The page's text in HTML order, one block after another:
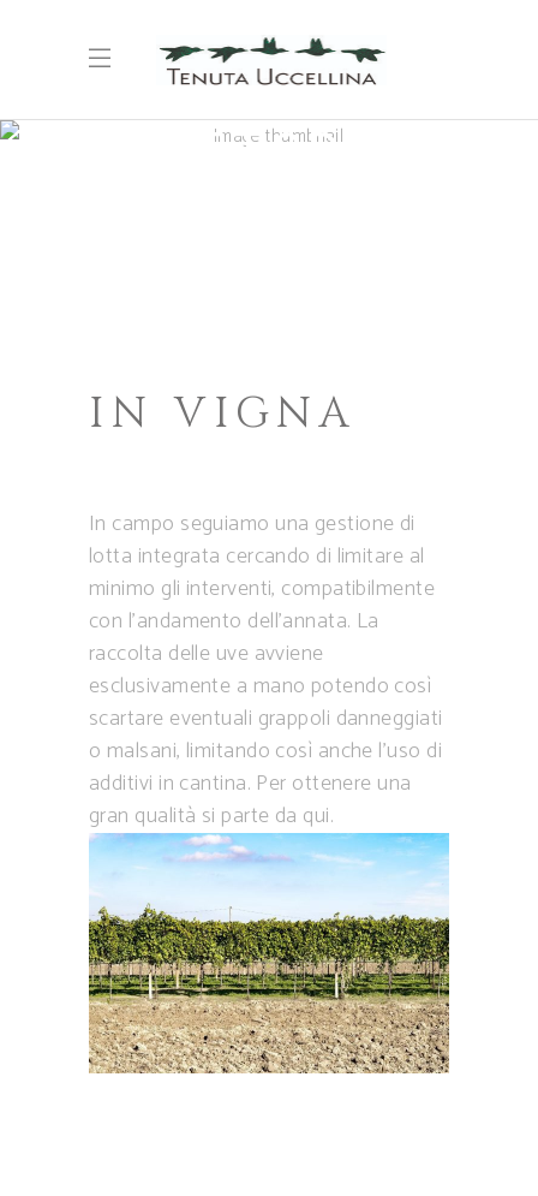
METODO
IN VIGNA
In campo seguiamo una gestione di
lotta integrata cercando di limitare al
minimo gli interventi, compatibilmente
con l’andamento dell’annata. La
raccolta delle uve avviene
esclusivamente a mano potendo così
scartare eventuali grappoli danneggiati
o malsani, limitando così anche l’uso di
additivi in cantina. Per ottenere una
gran qualità si parte da qui.